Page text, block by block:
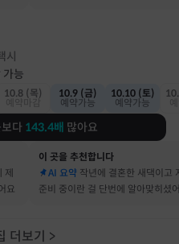
시
가능
10.8 (목)
10.9 (금)
예약가능
10.10 (토)
예약가능
다 143.4배 많아요
제
요
이 곳을 추천합니다
AI 요약 작년에 결혼한 새댁이고
준비 중이란 걸 단번에 알아맞히셨
더보기 >